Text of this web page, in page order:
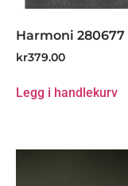
Harmoni 280677
kr379.00
Legg i handlekurv